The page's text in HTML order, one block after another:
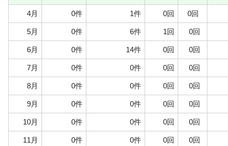
4月 0件 1件 0回 0回 0
5月 0件 6件 1回 0回
6月 0件 14件 0回 0回
7月 0件 0件 0回 0回
8月 0件 0件 0回 0回
9月 0件 0件 0回 0回
10月 0件 0件 0回 0回
11月 0件 0件 0回 0回